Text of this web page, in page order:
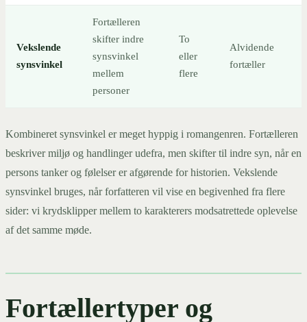
Vekslende
synsvinkel
Fortælleren
skifter indre
synsvinkel
mellem
personer
To
eller
flere
Alvidende
fortæller
Kombineret synsvinkel er meget hyppig i romangenren. Fortælleren
beskriver miljø og handlinger udefra, men skifter til indre syn, når en
persons tanker og følelser er afgørende for historien. Vekslende
synsvinkel bruges, når forfatteren vil vise en begivenhed fra flere
sider: vi krydsklipper mellem to karakterers modsatrettede oplevelse
af det samme møde.
Fortællertyper og